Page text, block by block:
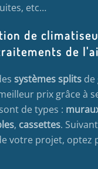
etc…
de
de
systèmes splits de
prix grâce à
sont de types :
, cassettes.
votre projet, optez